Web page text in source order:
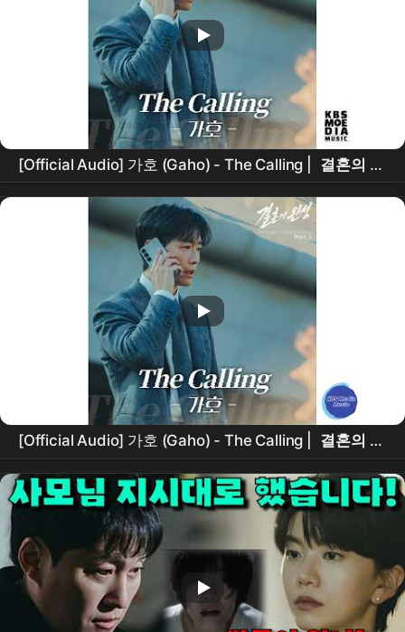
[Official Audio] 가호 (Gaho) - The Calling |
결혼의 완
성 Original Sound Track Part.3
[Official Audio] 가호 (Gaho) - The Calling |
결혼의 완
성 Original Sound Track Part.3